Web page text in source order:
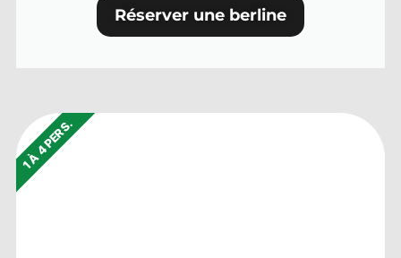
Réserver une berline
1 À 4 PERS.